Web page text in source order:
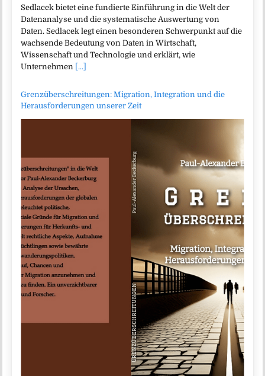
Sedlacek bietet eine fundierte Einführung in die Welt der
Datenanalyse und die systematische Auswertung von
Daten. Sedlacek legt einen besonderen Schwerpunkt auf die
wachsende Bedeutung von Daten in Wirtschaft,
Wissenschaft und Technologie und erklärt, wie
Unternehmen [...]
Grenzüberschreitungen: Migration, Integration und die
Herausforderungen unserer Zeit